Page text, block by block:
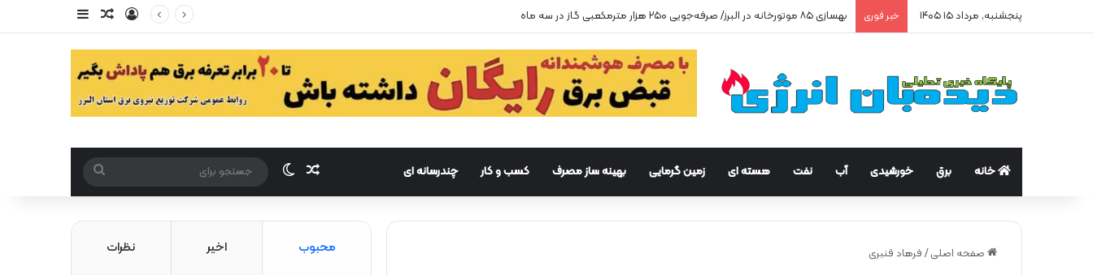
پنجشنبه, مرداد ۱۵ ۱۴۰۵ خبر فوری بهسازی ۸۵ موتورخانه در البرز/ صرفه‌جویی ۲۵۰ هزار مترمکعبی گاز در سه ماه ورود مقاله تصادفی
خانه برق خورشیدی آب نفت هسته ای زمین گرمایی بهینه ساز مصرف کسب و کار چندرسانه ای مقاله تصادفی
تغییر پوست
برای
صفحه اصلی / فرهاد قنبری محبوب اخیر نظرات